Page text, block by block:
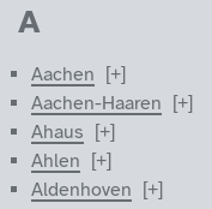
Die folgenden Städte
A
Aachen
Aachen-Haaren
Ahaus
Ahlen
Aldenhoven